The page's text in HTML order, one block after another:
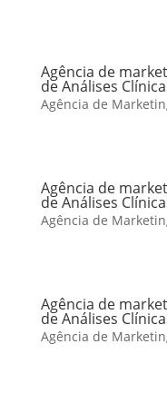
Agência de
de Análises
Agência de
Agência de
de Análises
Agência de
Agência de
de Análises
Agência de